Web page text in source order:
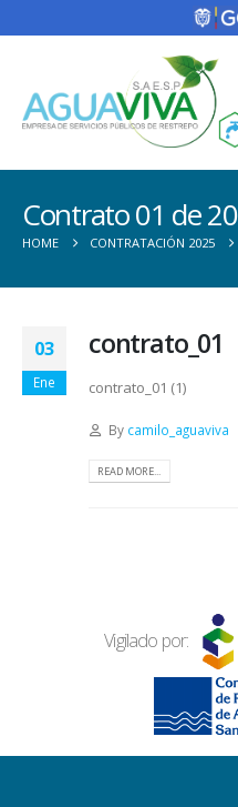
Contrato 01 de
HOME CONTRATACIÓN 2025
03
Ene
contrato_01
contrato_01 (1)
By camilo_aguaviva
READ MORE...
Vigilado por: